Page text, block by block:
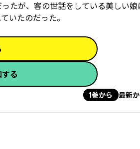
たが、客の世話をしている美しい娘
いたのだった。
る
1巻から 最新